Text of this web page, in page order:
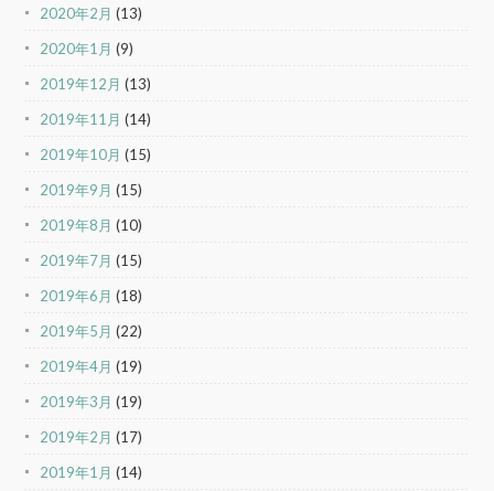
2020年2月 (13)
2020年1月 (9)
2019年12月 (13)
2019年11月 (14)
2019年10月 (15)
2019年9月 (15)
2019年8月 (10)
2019年7月 (15)
2019年6月 (18)
2019年5月 (22)
2019年4月 (19)
2019年3月 (19)
2019年2月 (17)
2019年1月 (14)